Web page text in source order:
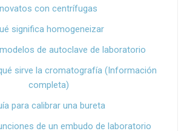
novatos con centrífugas
significa homogeneizar
de autoclave de laboratorio
sirve la cromatografía (Información
completa)
para calibrar una bureta
de un embudo de laboratorio